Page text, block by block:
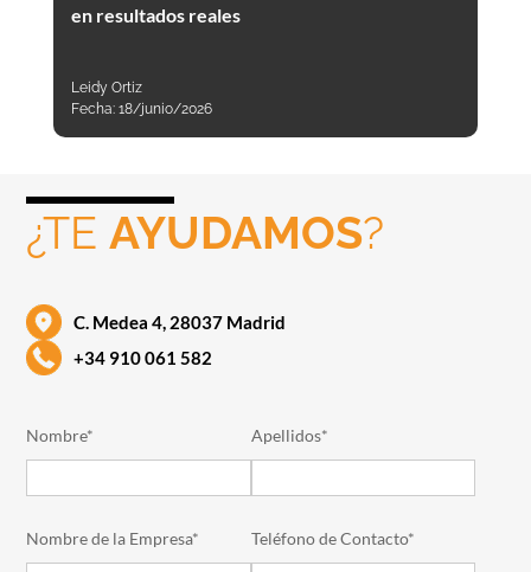
en resultados reales
Leidy Ortiz
Fecha: 18/junio/2026
¿TEAYUDAMOS?
C. Medea 4, 28037 Madrid
+34 910 061 582
Nombre* Apellidos*
Nombre de la Empresa* Teléfono de Contacto*